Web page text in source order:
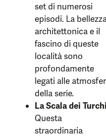
set di numerosi
episodi. La
architettonica e il
fascino di queste
località sono
profondamente
legati alle
della serie.
La Scala dei Turchi
Questa
straordinaria